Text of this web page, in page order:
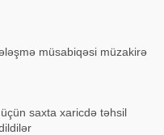
müsabiqəsi müzakirə
saxta xaricdə təhsil